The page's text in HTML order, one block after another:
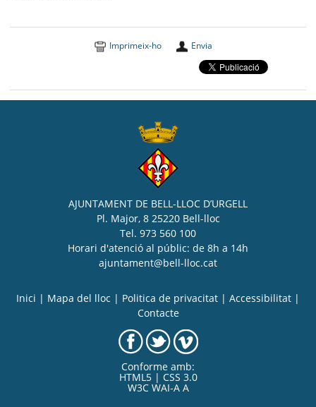
Imprimeix-ho Envia
AJUNTAMENT DE BELL-LLOC D’URGELL
Pl. Major, 8 25220 Bell-lloc
Tel. 973 560 100
Horari d'atenció al públic: de 8h a 14h
ajuntament@bell-lloc.cat
Inici Mapa del lloc Politica de privacitat Accessibilitat
Contacte
Conforme amb:
HTML5 | CSS 3.0
W3C WAI-A A